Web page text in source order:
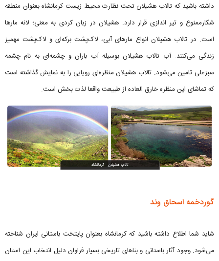
داشته باشید که تالاب هشیلان تحت نظارت محیط زیست کرمانشاه بعنوان منطقه
شکارممنوع و تیر اندازی قرار دارد. هشیلان در زبان کردی به معنی؛ لانه مارها
است. در تالاب هشیلان انواع مارهای آبی، لاک‌‌پشت برکه‌ای و لاک‌پشت مهمیز
زندگی می‌کنند. آب تالاب هشیلان بوسیله آب باران و چشمه‌ای به نام چشمه
سبزعلی تامین می‌شود. تالاب هشیلان منظره‌ای رویایی را به نمایش گذاشته است
که تماشای این منظره خارق العاده از طبیعت واقعا لذت بخش است.
گوردخمه اسحاق وند
شاید شما اطلاع داشته باشید که کرمانشاه بعنوان پایتخت باستانی ایران شناخته
می‌شود. وجود آثار باستانی و بناهای تاریخی بسیار فراوان دلیل انتخاب این استان